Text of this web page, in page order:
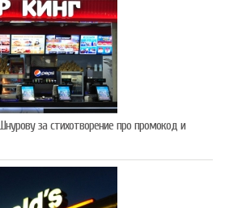
за стихотворение про промокод и